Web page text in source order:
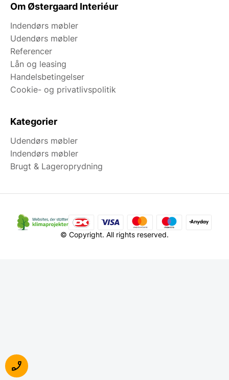
Om Østergaard Interiéur
Indendørs møbler
Udendørs møbler
Referencer
Lån og leasing
Handelsbetingelser
Cookie- og privatlivspolitik
Kategorier
Udendørs møbler
Indendørs møbler
Brugt & Lageroprydning
© Copyright. All rights reserved.